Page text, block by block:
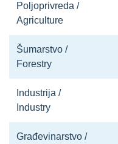
Poljoprivreda /
Agriculture
Šumarstvo /
Forestry
Industrija /
Industry
Građevinarstvo /